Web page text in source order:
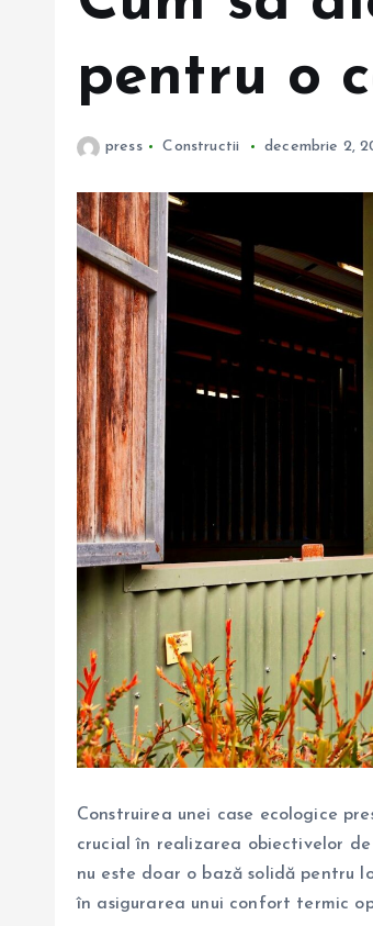
pentru o
press Constructii decembrie 2,
Construirea unei case ecologice
crucial în realizarea obiectivelor de
nu este doar o bază solidă pentru
în asigurarea unui confort termic